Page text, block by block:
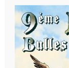
Avec les
section,
gâteaux